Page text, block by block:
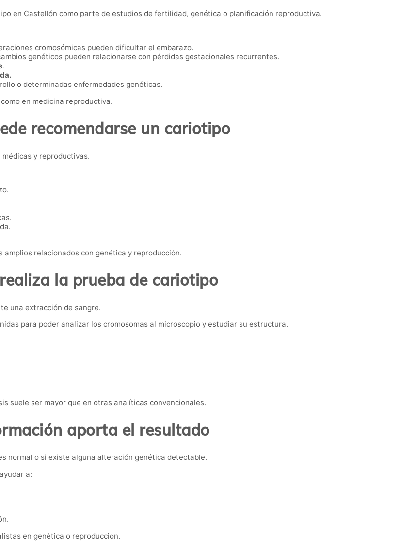
en Castellón como parte de estudios de fertilidad, genética o planificación reproductiva.
cromosómicas pueden dificultar el embarazo.
genéticos pueden relacionarse con pérdidas gestacionales recurrentes.
o determinadas enfermedades genéticas.
en medicina reproductiva.
recomendarse un cariotipo
y reproductivas.
relacionados con genética y reproducción.
la prueba de cariotipo
una extracción de sangre.
para poder analizar los cromosomas al microscopio y estudiar su estructura.
suele ser mayor que en otras analíticas convencionales.
aporta el resultado
normal o si existe alguna alteración genética detectable.
a:
en genética o reproducción.